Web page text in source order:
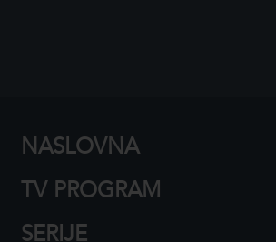
NASLOVNA
TV PROGRAM
SERIJE